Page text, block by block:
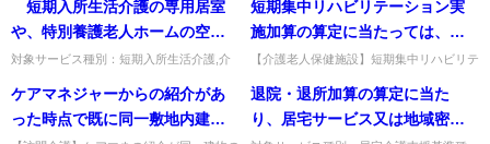
うことでこの場合は加算を算定
することはできないか。
ることは可能か。
における従業者の技術指導を目
的とした会議」が同時期に開催
される場合であって、当該会議
の検討内容の１つが、認知症ケ
アの技術的指導についての事項
介護,介護予防訪問入浴介護,訪問入浴介護,
短期入所生活介護,介護...
短期入所生活介護の専用居室
や、特別養護老人ホームの空床
利用を行っている場合の特別養
る場合であっても、緊急利用者
の希望する利用日数の関係又は
対象サービス種別：短期入所生活介護,介
酬「緊急時における基準緩和」質問 短期
入所生活介護の専用居室や、...
短期集中リハビリテーション実
施加算の算定に当たっては、退
院(所）日又は認定日から直近の
報酬区分を算定した上で、継続
的に各報酬区分を算定しなけれ
【介護老人保健施設】短期集中リハビリテ
に算定しないと算定できないのか。継続的
な算定がなくても、各区分の...
ケアマネジャーからの紹介があ
った時点で既に同一敷地内建物
退院・退所加算の算定に当た
り、居宅サービス又は地域密着